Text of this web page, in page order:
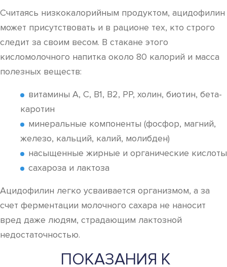
Считаясь низкокалорийным продуктом, ацидофилин
может присутствовать и в рационе тех, кто строго
следит за своим весом. В стакане этого
кисломолочного напитка около 80 калорий и масса
полезных веществ:
витамины А, С, В1, В2, РР, холин, биотин, бета-
каротин
минеральные компоненты (фосфор, магний,
железо, кальций, калий, молибден)
насыщенные жирные и органические кислоты
сахароза и лактоза
Ацидофилин легко усваивается организмом, а за
счет ферментации молочного сахара не наносит
вред даже людям, страдающим лактозной
недостаточностью.
ПОКАЗАНИЯ К